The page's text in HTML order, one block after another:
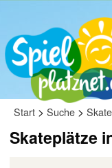
Start > Suche >
Skateplätze